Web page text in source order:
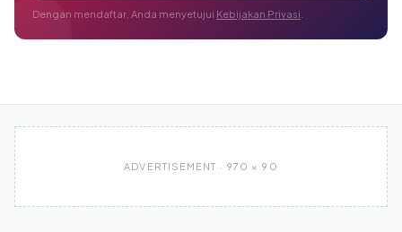
Dengan mendaftar, Anda menyetujui Kebijakan Privasi
ADVERTISEMENT · 970 × 90